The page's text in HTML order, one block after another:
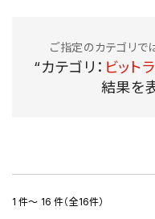
ご指定のカテゴリで
“カテゴリ： ビット
結果を
1 件～ 16 件（全16件）